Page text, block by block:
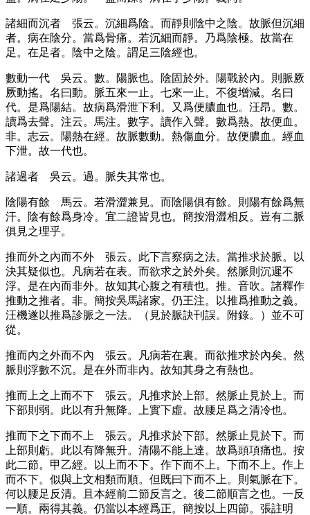
諸細而沉者 張云。沉細爲陰。而靜則陰中之陰。故脈但沉細
者。病在陰分。當爲骨痛。若沉細而靜。乃爲陰極。故當在
足。在足者。陰中之陰。謂足三陰經也。
數動一代 吳云。數。陽脈也。陰固於外。陽戰於內。則脈厥
厥動搖。名曰動。脈五來一止。七來一止。不復增減。名曰
代。是爲陽結。故病爲滑泄下利。又爲便膿血也。汪昂。數。
讀爲去聲。注云。馬注。數字。讀作入聲。數爲熱。故便血。
非。志云。陽熱在經。故脈數動。熱傷血分。故便膿血。經血
下泄。故一代也。
諸過者 吳云。過。脈失其常也。
陰陽有餘 馬云。若滑澀兼見。而陰陽俱有餘。則陽有餘爲無
汗。陰有餘爲身冷。宜二證皆見也。簡按滑澀相反。豈有二脈
俱見之理乎。
推而外之內而不外 張云。此下言察病之法。當推求於脈。以
決其疑似也。凡病若在表。而欲求之於外矣。然脈則沉遲不
浮。是在內而非外。故知其心腹之有積也。推。音吹。諸釋作
推動之推者。非。簡按吳馬諸家。仍王注。以推爲推動之義。
汪機遂以推爲診脈之一法。
（見於脈訣刊誤。附錄。） 並不可
從。
推而內之外而不內 張云。凡病若在裏。而欲推求於內矣。然
脈則浮數不沉。是在外而非內。故知其身之有熱也。
推而上之上而不下 張云。凡推求於上部。然脈止見於上。而
下部則弱。此以有升無降。上實下虛。故腰足爲之清冷也。
推而下之下而不上
張云。凡推求於下部。然脈止見於下。而
上部則虧。此以有降無升。清陽不能上達。故爲頭項痛也。按
此二節。甲乙經。以上而不下。作下而不上。下而不上。作上
而不下。似與上文相類而順。但既曰下而不上。則氣脈在下。
何以腰足反清。且本經前二節反言之。後二節順言之也。一反
一順。兩得其義。仍當以本經爲正。簡按以上四節。張註明